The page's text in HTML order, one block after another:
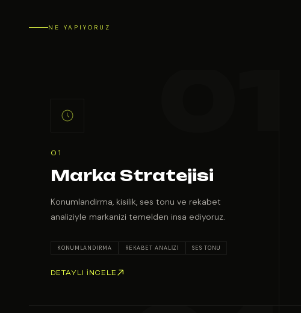
NE YAPIYORUZ
01
Marka Stratejisi
Konumlandirma, kisilik, ses tonu ve rekabet
analiziyle markanizi temelden insa ediyoruz.
KONUMLANDIRMA REKABET ANALIZI SES TONU
DETAYLI İNCELE